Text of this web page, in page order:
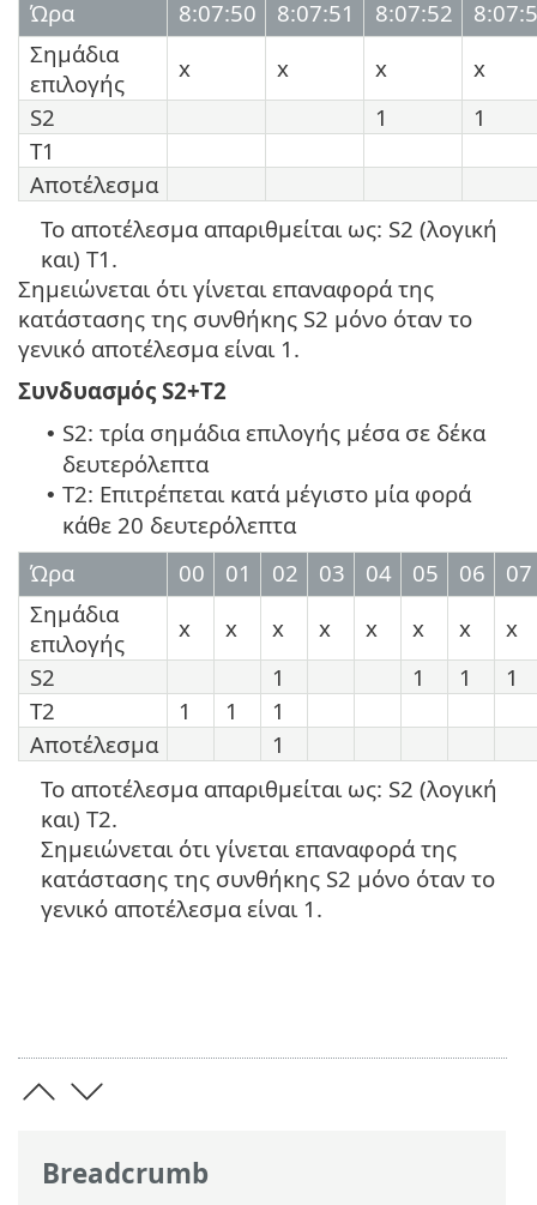
Breadcrumb
Ώρα 8:07:50 8:07:51 8:07:52
Σημάδια
επιλογής
x x x
x
S2
1
1
T1
Αποτέλεσμα
Το αποτέλεσμα απαριθμείται ως: S2 (λογική
και) T1.
Σημειώνεται ότι γίνεται επαναφορά της
κατάστασης της συνθήκης S2 μόνο όταν το
γενικό αποτέλεσμα είναι 1.
Συνδυασμός S2+T2
• S2: τρία σημάδια επιλογής μέσα σε δέκα
δευτερόλεπτα
• T2: Επιτρέπεται κατά μέγιστο μία φορά
κάθε 20 δευτερόλεπτα
Ώρα
00 01 02 03 04 05 06
07
Σημάδια
επιλογής
x x x x x x x
x
S2
1 1 1
1
T2
1 1
1
Αποτέλεσμα
1
Το αποτέλεσμα απαριθμείται ως: S2 (λογική
και) T2.
Σημειώνεται ότι γίνεται επαναφορά της
κατάστασης της συνθήκης S2 μόνο όταν το
γενικό αποτέλεσμα είναι 1.